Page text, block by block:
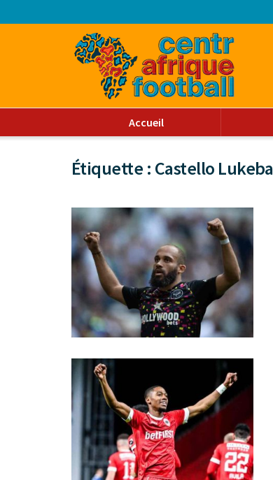
Accueil
Étiquette : Castello Lukeba